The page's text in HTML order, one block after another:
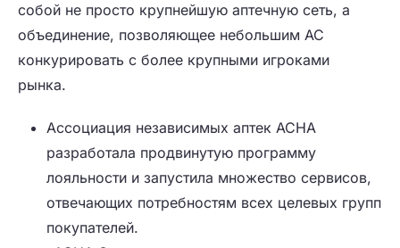
собой не просто крупнейшую аптечную сеть, а
объединение, позволяющее небольшим АС
конкурировать с более крупными игроками
рынка.
Ассоциация независимых аптек АСНА
разработала продвинутую программу
лояльности и запустила множество сервисов,
отвечающих потребностям всех целевых групп
покупателей.